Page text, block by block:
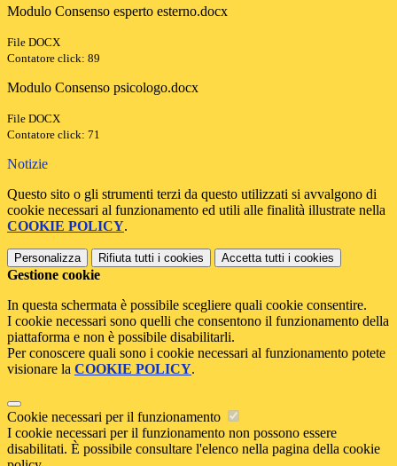
Modulo Consenso esperto esterno.docx
File DOCX
Contatore click: 89
Modulo Consenso psicologo.docx
File DOCX
Contatore click: 71
Notizie
Questo sito o gli strumenti terzi da questo utilizzati si avvalgono di
cookie necessari al funzionamento ed utili alle finalità illustrate nella
COOKIE POLICY.
Personalizza Rifiuta tutti i cookies Accetta tutti i cookies
Gestione cookie
In questa schermata è possibile scegliere quali cookie consentire.
I cookie necessari sono quelli che consentono il funzionamento della
piattaforma e non è possibile disabilitarli.
Per conoscere quali sono i cookie necessari al funzionamento potete
visionare la COOKIE POLICY.
Cookie necessari per il funzionamento
I cookie necessari per il funzionamento non possono essere
disabilitati. È possibile consultare l'elenco nella pagina della cookie